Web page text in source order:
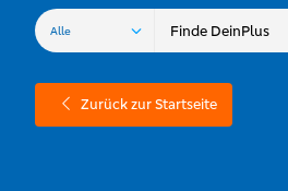
Zurück zur Startseite